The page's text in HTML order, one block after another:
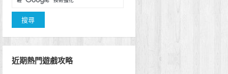
近期熱門遊戲攻略